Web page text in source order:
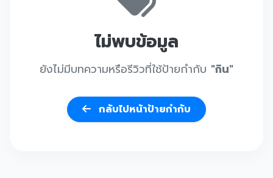
ไม่พบข้อมูล
ยังไม่มีบทความหรือรีวิวที่ใช้ป้ายกำกับ "กิน"
กลับไปหน้าป้ายกำกับ